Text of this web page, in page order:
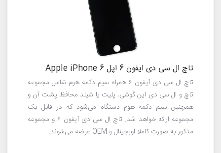
تاچ ال سی دی ایفون 6 اپل Apple iPhone 6
تاچ ال سی دی آیفون ۶ همراه سیم دکمه هوم شامل مجموعه
تاچ و ال سی دی این گوشی، پلیت یا شیلد محافظ پشت آن و
همچنین سیم دکمه هوم دستگاه می‌شود که در قابل یک
مجموعه ارائه خواهد شد. تاچ ال سی دی آیفون ۶ و مجموعه
مذکور به صورت کاملا اورجینال و OEM عرضه می‌شوند.